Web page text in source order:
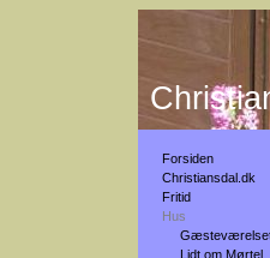
Forsiden
Christiansdal.dk
Fritid
Hus
Lidt om Mørtel